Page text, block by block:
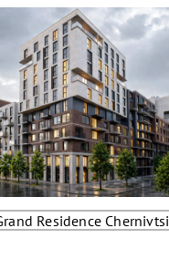
Residence Chernivtsi